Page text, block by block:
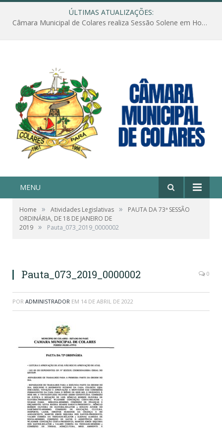
ÚLTIMAS ATUALIZAÇÕES:
Câmara Municipal de Colares realiza Sessão Solene em Homenagem ao Dia das Mães
MENU
Home » Atividades Legislativas »
PAUTA DA 73ª SESSÃO
ORDINÁRIA, DE 18 DE JANEIRO DE
2019 » Pauta_073_2019_0000002
Pauta_073_2019_0000002 0
POR ADMINISTRADOR EM 14 DE ABRIL DE 2022